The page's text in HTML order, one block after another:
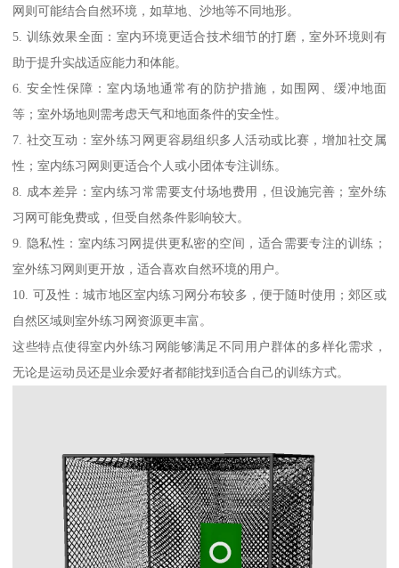
网则可能结合自然环境，如草地、沙地等不同地形。
5. 训练效果全面：室内环境更适合技术细节的打磨，室外环境则有
助于提升实战适应能力和体能。
6. 安全性保障：室内场地通常有的防护措施，如围网、缓冲地面
等；室外场地则需考虑天气和地面条件的安全性。
7. 社交互动：室外练习网更容易组织多人活动或比赛，增加社交属
性；室内练习网则更适合个人或小团体专注训练。
8. 成本差异：室内练习常需要支付场地费用，但设施完善；室外练
习网可能免费或，但受自然条件影响较大。
9. 隐私性：室内练习网提供更私密的空间，适合需要专注的训练；
室外练习网则更开放，适合喜欢自然环境的用户。
10. 可及性：城市地区室内练习网分布较多，便于随时使用；郊区或
自然区域则室外练习网资源更丰富。
这些特点使得室内外练习网能够满足不同用户群体的多样化需求，
无论是运动员还是业余爱好者都能找到适合自己的训练方式。